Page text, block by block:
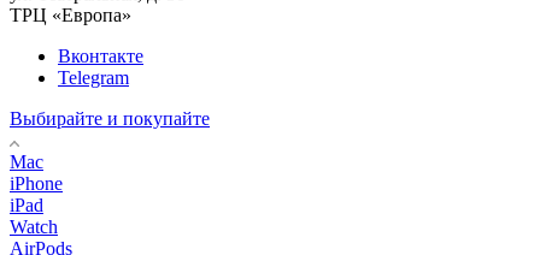
ТРЦ «Европа»
Вконтакте
Telegram
Выбирайте и покупайте
Mac
iPhone
iPad
Watch
AirPods